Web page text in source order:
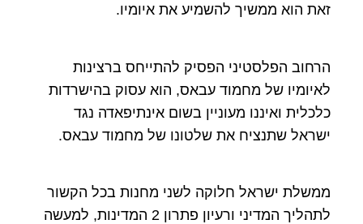
זאת הוא ממשיך להשמיע את איומיו.
הרחוב הפלסטיני הפסיק להתייחס ברצינות
לאיומיו של מחמוד עבאס, הוא עסוק בהישרדות
כלכלית ואיננו מעוניין בשום אינתיפאדה נגד
ישראל שתנציח את שלטונו של מחמוד עבאס.
ממשלת ישראל חלוקה לשני מחנות בכל הקשור
לתהליך המדיני ורעיון פתרון 2 המדינות, למעשה